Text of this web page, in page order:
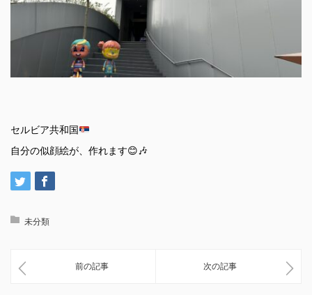
セルビア共和国
自分の似顔絵が、作れます😊🎶
未分類
前の記事 次の記事